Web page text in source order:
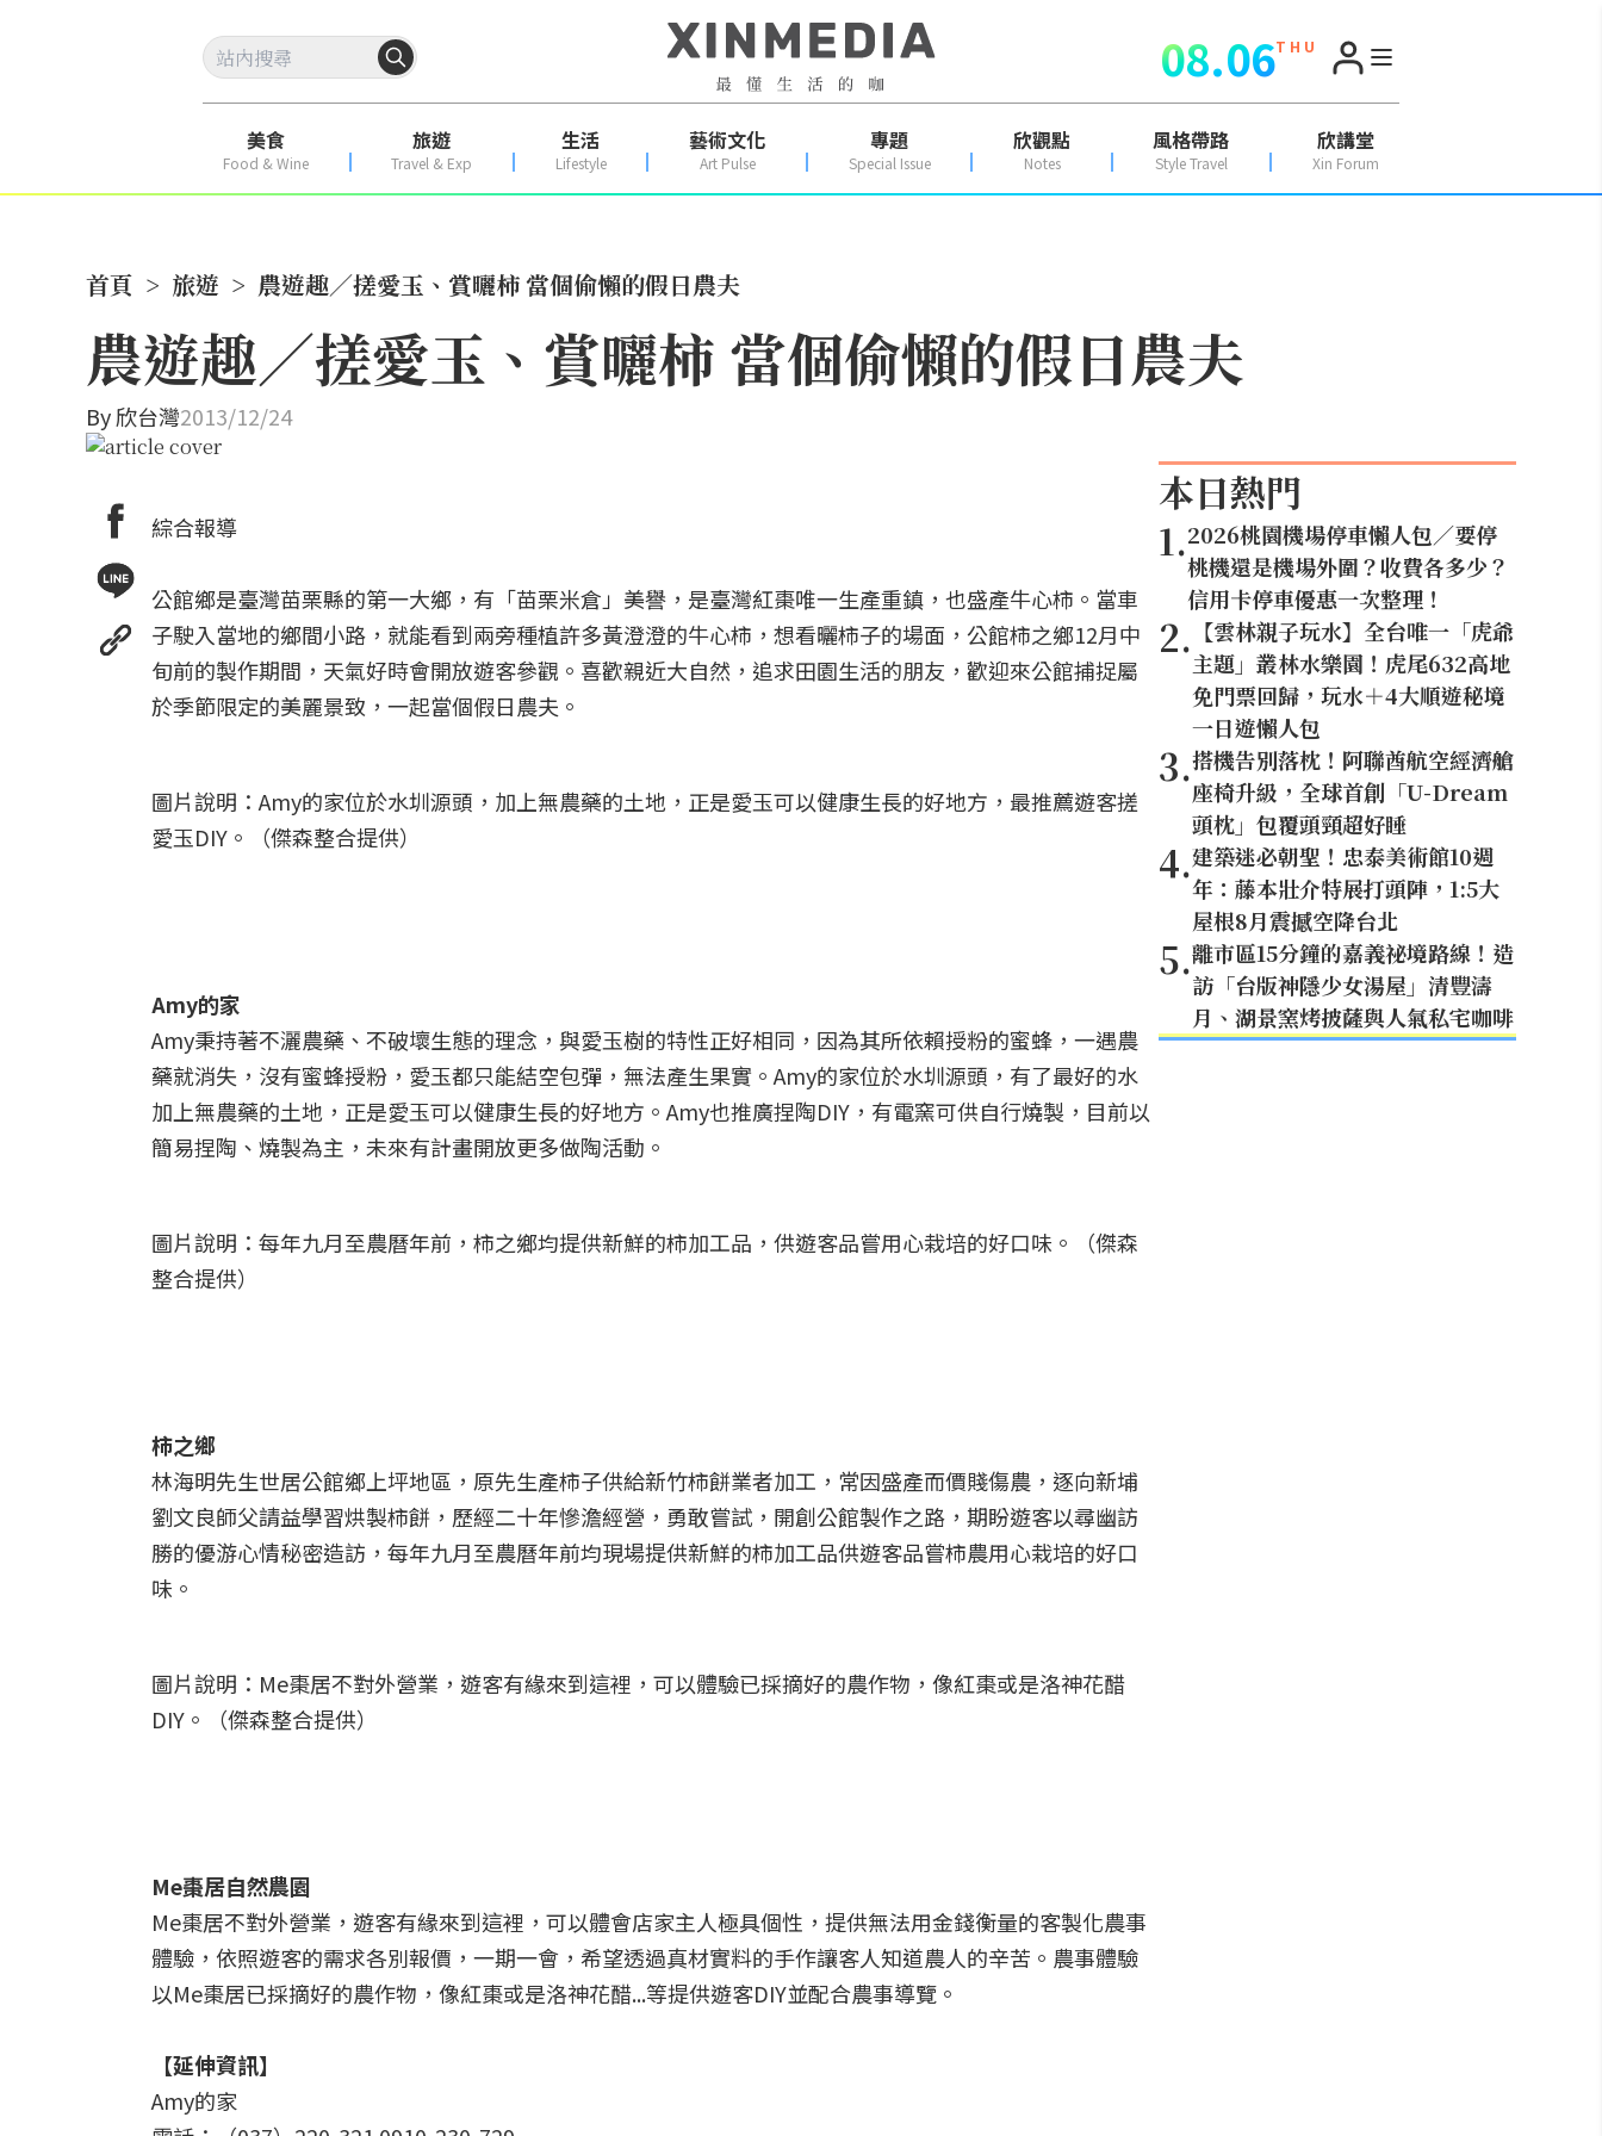
08.06T H U
美食
Food & Wine
旅遊
Travel & Exp
生活
Lifestyle
藝術文化
Art Pulse
專題
Special Issue
欣觀點
Notes
風格帶路
Style Travel
欣講堂
Xin Forum
首頁 > 旅遊 > 農遊趣／搓愛玉、賞曬柿 當個偷懶的假日農夫
農遊趣／搓愛玉、賞曬柿 當個偷懶的假日農夫
By欣台灣2013/12/24
綜合報導
公館鄉是臺灣苗栗縣的第一大鄉，有「苗栗米倉」美譽，是臺灣紅棗唯一生產重鎮，也盛產牛心柿。當車
子駛入當地的鄉間小路，就能看到兩旁種植許多黃澄澄的牛心柿，想看曬柿子的場面，公館柿之鄉12月中
旬前的製作期間，天氣好時會開放遊客參觀。喜歡親近大自然，追求田園生活的朋友，歡迎來公館捕捉屬
於季節限定的美麗景致，一起當個假日農夫。
圖片說明：Amy的家位於水圳源頭，加上無農藥的土地，正是愛玉可以健康生長的好地方，最推薦遊客搓
愛玉DIY。（傑森整合提供）
Amy的家
Amy秉持著不灑農藥、不破壞生態的理念，與愛玉樹的特性正好相同，因為其所依賴授粉的蜜蜂，一遇農
藥就消失，沒有蜜蜂授粉，愛玉都只能結空包彈，無法產生果實。Amy的家位於水圳源頭，有了最好的水
加上無農藥的土地，正是愛玉可以健康生長的好地方。Amy也推廣捏陶DIY，有電窯可供自行燒製，目前以
簡易捏陶、燒製為主，未來有計畫開放更多做陶活動。
圖片說明：每年九月至農曆年前，柿之鄉均提供新鮮的柿加工品，供遊客品嘗用心栽培的好口味。（傑森
整合提供）
柿之鄉
林海明先生世居公館鄉上坪地區，原先生產柿子供給新竹柿餅業者加工，常因盛產而價賤傷農，逐向新埔
劉文良師父請益學習烘製柿餅，歷經二十年慘澹經營，勇敢嘗試，開創公館製作之路，期盼遊客以尋幽訪
勝的優游心情秘密造訪，每年九月至農曆年前均現場提供新鮮的柿加工品供遊客品嘗柿農用心栽培的好口
味。
圖片說明：Me棗居不對外營業，遊客有緣來到這裡，可以體驗已採摘好的農作物，像紅棗或是洛神花醋
DIY。（傑森整合提供）
Me棗居自然農園
Me棗居不對外營業，遊客有緣來到這裡，可以體會店家主人極具個性，提供無法用金錢衡量的客製化農事
體驗，依照遊客的需求各別報價，一期一會，希望透過真材實料的手作讓客人知道農人的辛苦。農事體驗
以Me棗居已採摘好的農作物，像紅棗或是洛神花醋...等提供遊客DIY並配合農事導覽。
【延伸資訊】
Amy的家
本日熱門
1.2026桃園機場停車懶人包／要停
桃機還是機場外圍？收費各多少？
信用卡停車優惠一次整理！
2. 【雲林親子玩水】全台唯一「虎爺
主題」叢林水樂園！虎尾632高地
免門票回歸，玩水＋4大順遊秘境
一日遊懶人包
3.搭機告別落枕！阿聯酋航空經濟艙
座椅升級，全球首創「U-Dream
頭枕」包覆頭頸超好睡
4.建築迷必朝聖！忠泰美術館10週
年：藤本壯介特展打頭陣，1:5大
屋根8月震撼空降台北
5.離市區15分鐘的嘉義祕境路線！造
訪「台版神隱少女湯屋」清豐濤
月、湖景窯烤披薩與人氣私宅咖啡